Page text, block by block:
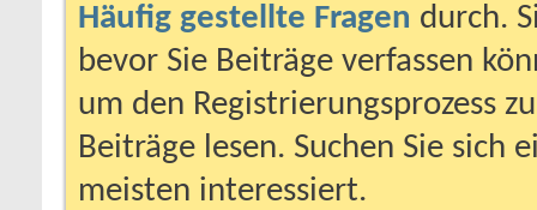
Häufig gestellte Fragen durch.
bevor Sie Beiträge verfassen
um den Registrierungsprozess
Beiträge lesen. Suchen Sie sich
meisten interessiert.